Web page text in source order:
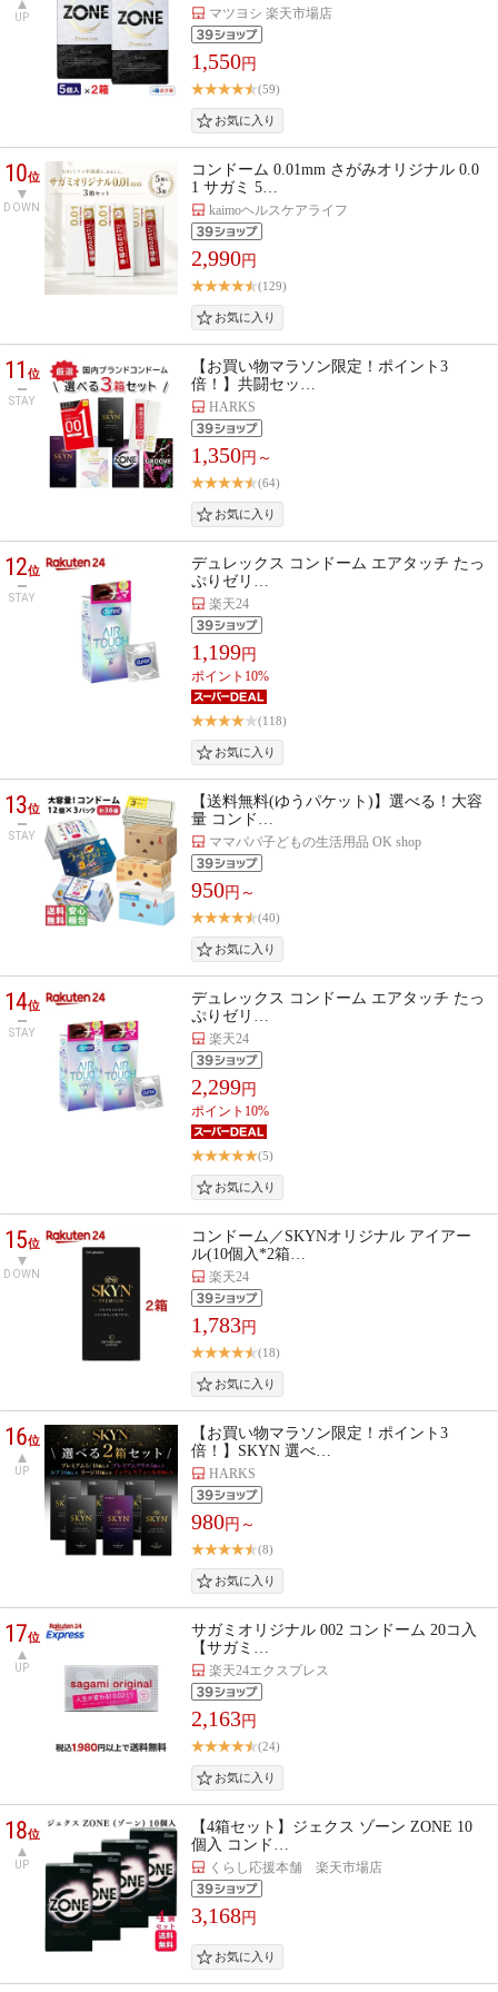
UP マツヨシ 楽天市場店
1,550円
(59)
10位
DOWN
コンドーム 0.01mm さがみオリジナル 0.0
1 サガミ 5…
kaimoヘルスケアライフ
2,990円
(129)
11位
STAY
【お買い物マラソン限定！ポイント3
倍！】共闘セッ…
HARKS
1,350円～
(64)
12位
STAY
デュレックス コンドーム エアタッチ たっ
ぷりゼリ…
楽天24
1,199円
ポイント10%
(118)
13位
STAY
【送料無料(ゆうパケット)】選べる！大容
量 コンド…
ママパパ子どもの生活用品 OK shop
950円～
(40)
14位
STAY
デュレックス コンドーム エアタッチ たっ
ぷりゼリ…
楽天24
2,299円
ポイント10%
(5)
15位
DOWN
コンドーム／SKYNオリジナル アイアー
ル(10個入*2箱…
楽天24
1,783円
(18)
16位
UP
【お買い物マラソン限定！ポイント3
倍！】SKYN 選べ…
HARKS
980円～
(8)
17位
UP
サガミオリジナル 002 コンドーム 20コ入
【サガミ…
楽天24エクスプレス
2,163円
(24)
18位
UP
【4箱セット】ジェクス ゾーン ZONE 10
個入 コンド…
くらし応援本舗 楽天市場店
3,168円